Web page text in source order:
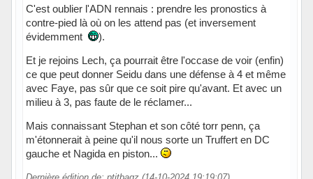
C'est oublier l'ADN rennais : prendre les pronostics à
contre-pied là où on les attend pas (et inversement
évidemment
).
Et je rejoins Lech, ça pourrait être l'occase de voir (enfin)
ce que peut donner Seidu dans une défense à 4 et même
avec Faye, pas sûr que ce soit pire qu'avant. Et avec un
milieu à 3, pas faute de le réclamer...
Mais connaissant Stephan et son côté torr penn, ça
m'étonnerait à peine qu'il nous sorte un Truffert en DC
gauche et Nagida en piston...